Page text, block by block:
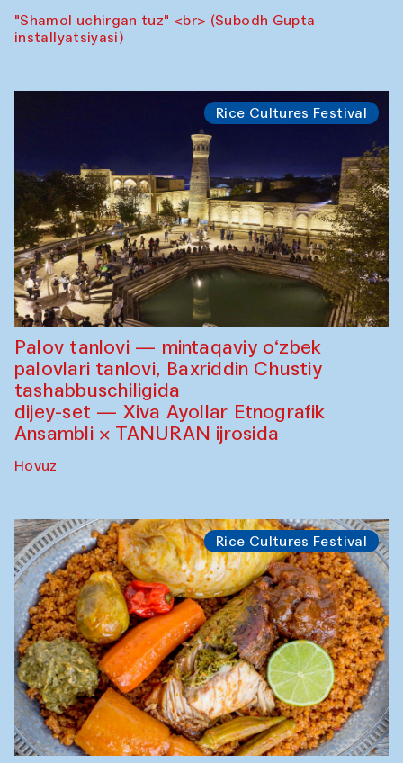
"Shamol uchirgan tuz" <br> (Subodh Gupta
installyatsiyasi)
Rice Cultures Festival
Palov tanlovi — mintaqaviy o‘zbek
palovlari tanlovi, Baxriddin Chustiy
tashabbuschiligida
dijey-set — Xiva Ayollar Etnografik
Ansambli × TANURAN ijrosida
Hovuz
Rice Cultures Festival